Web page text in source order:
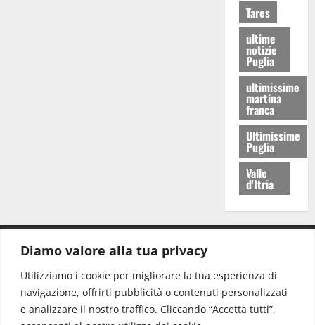
Diamo valore alla tua privacy
Utilizziamo i cookie per migliorare la tua esperienza di
navigazione, offrirti pubblicità o contenuti personalizzati
e analizzare il nostro traffico. Cliccando “Accetta tutti”,
Tares
ultime
notizie
Puglia
ultimissime
martina
franca
Ultimissime
Puglia
Valle
d'Itria
Redazione: redazione@www.martinasera.it
Direttore:direttore@www.martinasera.it